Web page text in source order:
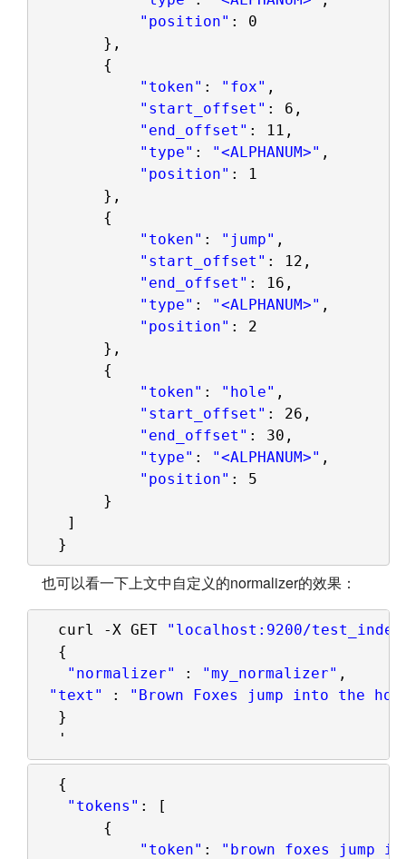
"position" : 0
},
{
"token" : "fox" ,
"start_offset" : 6,
"end_offset" : 11,
"type" : "<ALPHANUM>" ,
"position" : 1
},
{
"token" : "jump" ,
"start_offset" : 12,
"end_offset" : 16,
"type" : "<ALPHANUM>" ,
"position" : 2
},
{
"token" : "hole" ,
"start_offset" : 26,
"end_offset" : 30,
"type" : "<ALPHANUM>" ,
"position" : 5
}
]
}
也可以看一下上文中自定义的normalizer的效果：
curl -X GET
"localhost:9200/
{
"normalizer"
: "my_normalizer" ,
"text"
:
"Brown Foxes jump into the
}
'
{
"tokens" : [
{
"token" : "brown foxes jump